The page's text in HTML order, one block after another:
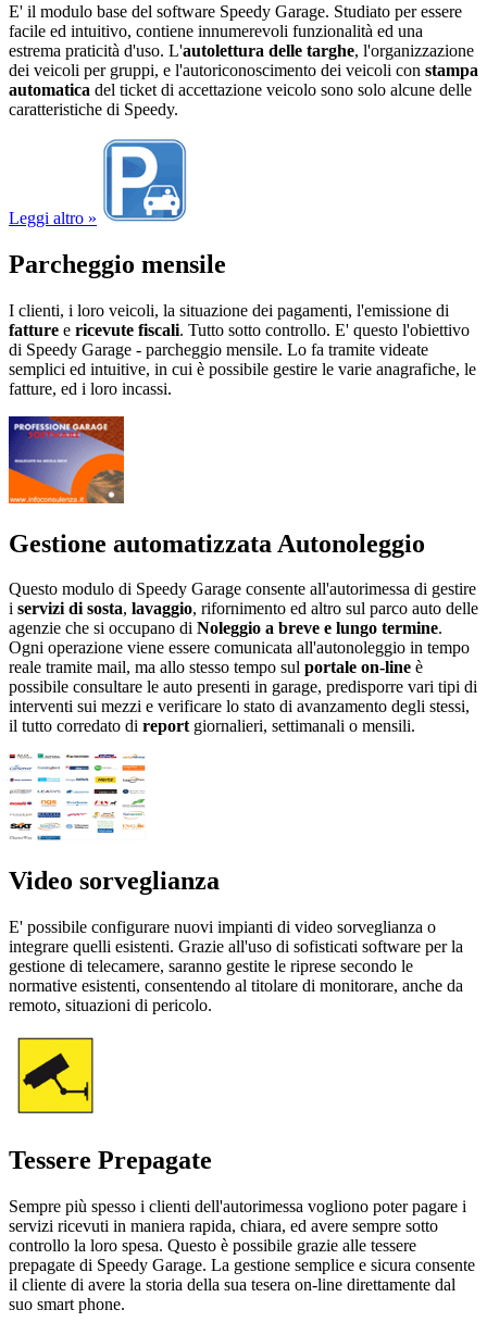
E' il modulo base del software Speedy Garage. Studiato per essere
facile ed intuitivo, contiene innumerevoli funzionalità ed una
estrema praticità d'uso. L'autolettura delle targhe, l'organizzazione
dei veicoli per gruppi, e l'autoriconoscimento dei veicoli con stampa
automatica del ticket di accettazione veicolo sono solo alcune delle
caratteristiche di Speedy.
Leggi altro »
Parcheggio mensile
I clienti, i loro veicoli, la situazione dei pagamenti, l'emissione di
fatture e ricevute fiscali. Tutto sotto controllo. E' questo l'obiettivo
di Speedy Garage - parcheggio mensile. Lo fa tramite videate
semplici ed intuitive, in cui è possibile gestire le varie anagrafiche, le
fatture, ed i loro incassi.
Gestione automatizzata Autonoleggio
Questo modulo di Speedy Garage consente all'autorimessa di gestire
i servizi di sosta, lavaggio, rifornimento ed altro sul parco auto delle
agenzie che si occupano di Noleggio a breve e lungo termine.
Ogni operazione viene essere comunicata all'autonoleggio in tempo
reale tramite mail, ma allo stesso tempo sul portale on-line è
possibile consultare le auto presenti in garage, predisporre vari tipi di
interventi sui mezzi e verificare lo stato di avanzamento degli stessi,
il tutto corredato di report giornalieri, settimanali o mensili.
Video sorveglianza
E' possibile configurare nuovi impianti di video sorveglianza o
integrare quelli esistenti. Grazie all'uso di sofisticati software per la
gestione di telecamere, saranno gestite le riprese secondo le
normative esistenti, consentendo al titolare di monitorare, anche da
remoto, situazioni di pericolo.
Tessere Prepagate
Sempre più spesso i clienti dell'autorimessa vogliono poter pagare i
servizi ricevuti in maniera rapida, chiara, ed avere sempre sotto
controllo la loro spesa. Questo è possibile grazie alle tessere
prepagate di Speedy Garage. La gestione semplice e sicura consente
il cliente di avere la storia della sua tesera on-line direttamente dal
suo smart phone.